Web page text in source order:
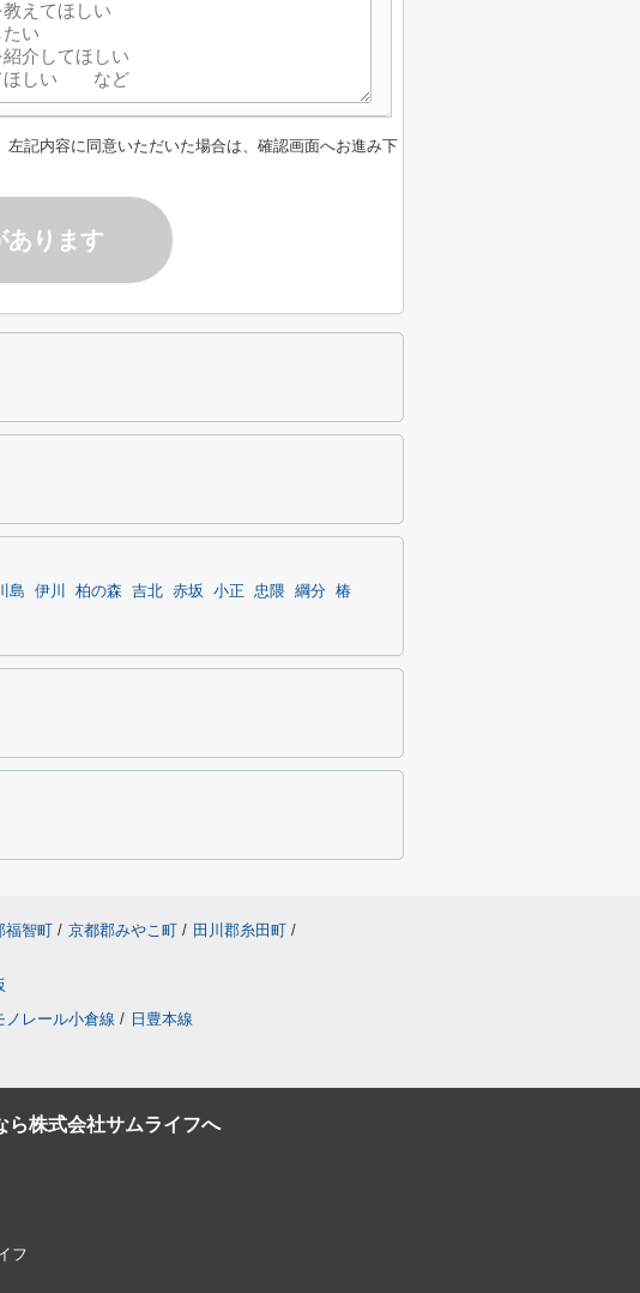
左記内容に同意いただいた場合は、確認画面へお進み下
あります
島 伊川 柏の森 吉北 赤坂 小正 忠隈 綱分 椿
福智町 / 京都郡みやこ町 / 田川郡糸田町 /
ノレール小倉線 / 日豊本線
ら株式会社サムライフへ
フ